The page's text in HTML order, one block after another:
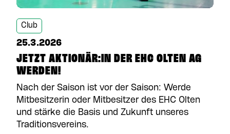
Club
25.3.2026
JETZT AKTIONÄR:IN DER EHC OLTEN AG
WERDEN!
Nach der Saison ist vor der Saison: Werde
Mitbesitzerin oder Mitbesitzer des EHC Olten
und stärke die Basis und Zukunft unseres
Traditionsvereins.